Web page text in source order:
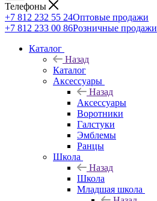
Телефоны
+7 812 232 55 24Оптовые продажи
+7 812 233 00 86Розничные продажи
Каталог
Назад
Каталог
Аксессуары
Назад
Аксессуары
Воротники
Галстуки
Эмблемы
Ранцы
Школа
Назад
Школа
Младшая школа